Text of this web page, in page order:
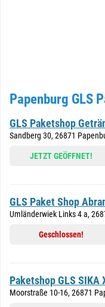
Papenburg GLS
GLS Paketshop
Sandberg 30, 26871
JETZT GEÖFFNET!
GLS Paket Shop
Umländerwiek Links 4 a,
Geschlossen!
Paketshop GLS SIKA
Moorstraße 10-16, 26871